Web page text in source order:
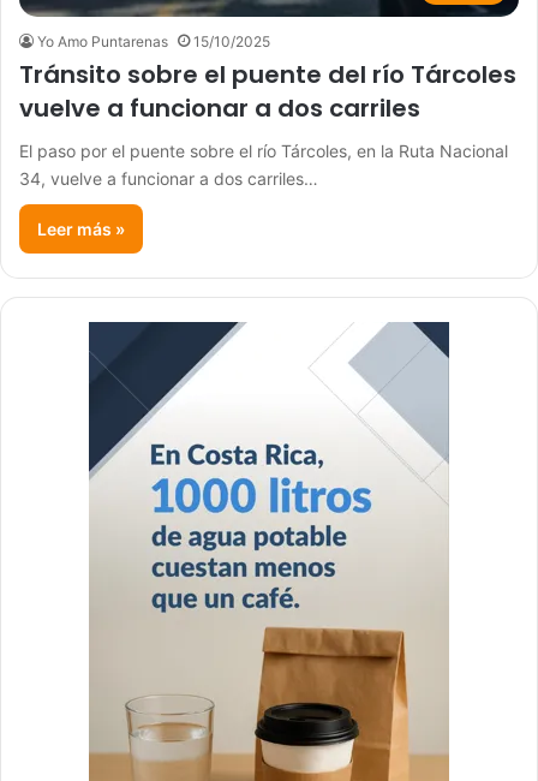
Yo Amo Puntarenas 15/10/2025
Tránsito sobre el puente del río Tárcoles
vuelve a funcionar a dos carriles
El paso por el puente sobre el río Tárcoles, en la Ruta Nacional
34, vuelve a funcionar a dos carriles…
Leer más »